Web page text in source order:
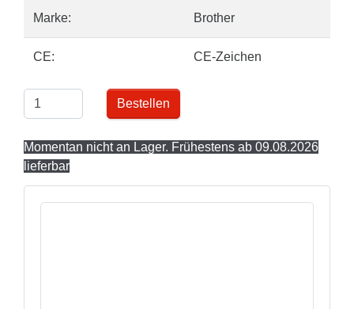
Marke: Brother
CE: CE-Zeichen
Bestellen
Momentan nicht an Lager. Frühestens ab 09.08.2026
lieferbar